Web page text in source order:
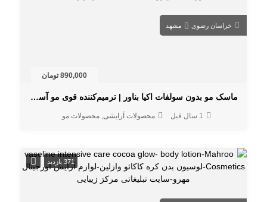
خراسان رضوی مشهد
890,000 تومان
ماسک مو بدون سولفات اکیا بناور | ترمیم‌کننده قوی مو آسیب‌دیده
1 سال قبل محصولات آرایشی محصولات مو
371 بازدید